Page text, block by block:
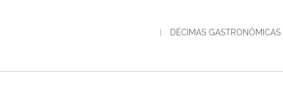
DÉCIMAS GASTRONÓMICAS